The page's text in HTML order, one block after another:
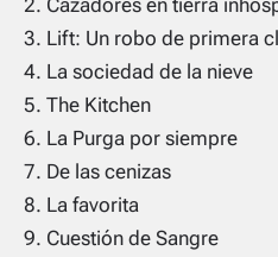
Lift: Un robo de primera
La sociedad de la nieve
The Kitchen
La Purga por siempre
De las cenizas
La favorita
Cuestión de Sangre